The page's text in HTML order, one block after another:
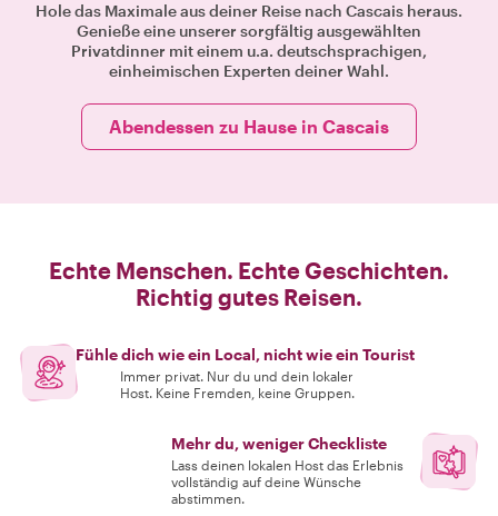
Hole das Maximale aus deiner Reise nach Cascais heraus.
Genieße eine unserer sorgfältig ausgewählten
Privatdinner mit einem u.a. deutschsprachigen,
einheimischen Experten deiner Wahl.
Abendessen zu Hause in Cascais
Echte Menschen. Echte Geschichten.
Richtig gutes Reisen.
Fühle dich wie ein Local, nicht wie ein Tourist
Immer privat. Nur du und dein lokaler
Host. Keine Fremden, keine Gruppen.
Mehr du, weniger Checkliste
Lass deinen lokalen Host das Erlebnis
vollständig auf deine Wünsche
abstimmen.